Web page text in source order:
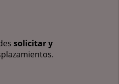
solicitar y